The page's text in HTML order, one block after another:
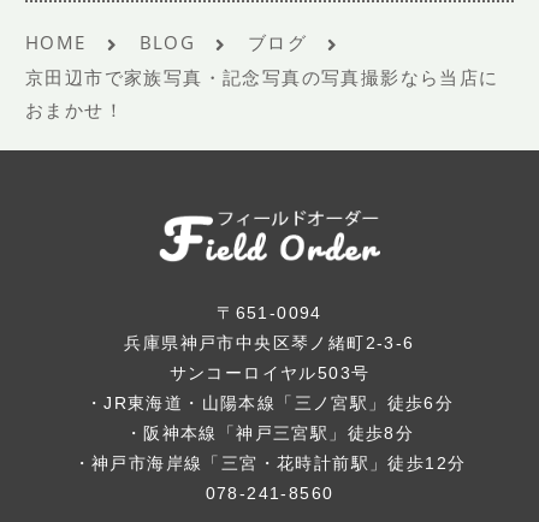
HOME BLOG
ブログ
京田辺市で家族写真・記念写真の写真撮影なら当店に
おまかせ！
〒651-0094
兵庫県神戸市中央区琴ノ緒町2-3-6
サンコーロイヤル503号
・JR東海道・山陽本線「三ノ宮駅」徒歩6分
・阪神本線「神戸三宮駅」徒歩8分
・神戸市海岸線「三宮・花時計前駅」徒歩12分
078-241-8560